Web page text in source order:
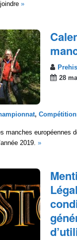
»
28
,
manches européennes
2019. »